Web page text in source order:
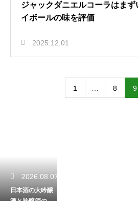
ジャックダニエルコーラはま
イボールの味を評価
2025.12.01
1 8 9
2026.08.07
日本酒の大吟醸